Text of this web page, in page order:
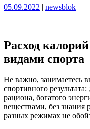
Опубликовано
05.09.2022 | newsblok
Расход
видами спорта
Не важно, занимаетесь
спортивного
рациона, богатого
веществами, без знания
разных режимах не